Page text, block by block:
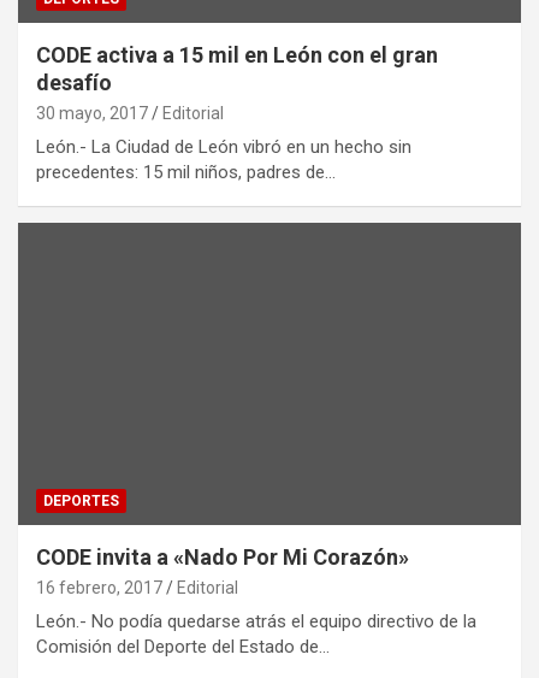
CODE activa a 15 mil en León con el gran
desafío
30 mayo, 2017 Editorial
León.- La Ciudad de León vibró en un hecho sin
precedentes: 15 mil niños, padres de…
DEPORTES
CODE invita a «Nado Por Mi Corazón»
16 febrero, 2017 Editorial
León.- No podía quedarse atrás el equipo directivo de la
Comisión del Deporte del Estado de…